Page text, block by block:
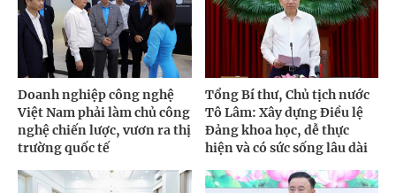
Doanh nghiệp công nghệ
Việt Nam phải làm chủ công
nghệ chiến lược, vươn ra thị
trường quốc tế
Tổng Bí thư, Chủ tịch nước
Tô Lâm: Xây dựng Điều lệ
Đảng khoa học, dễ thực
hiện và có sức sống lâu dài